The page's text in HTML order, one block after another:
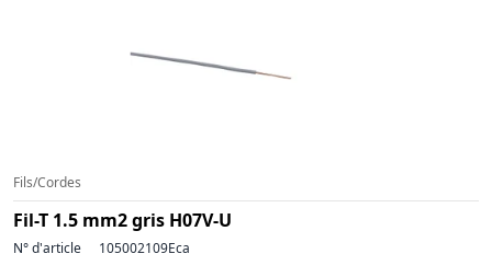
Fils/Cordes
Fil-T 1.5 mm2 gris H07V-U
N° d'article 105002109Eca